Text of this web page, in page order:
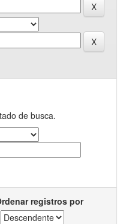
de busca.
registros por